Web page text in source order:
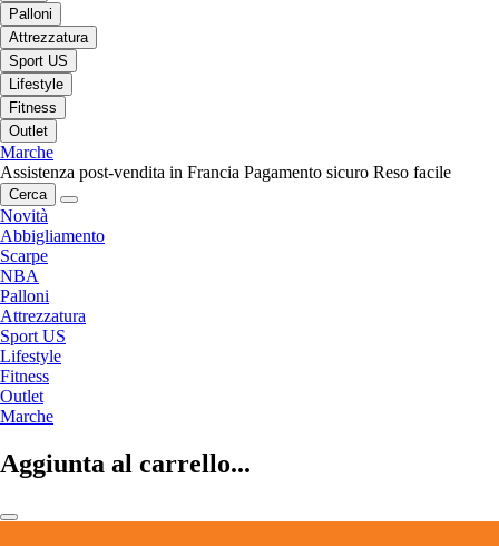
Palloni
Attrezzatura
Sport US
Lifestyle
Fitness
Outlet
Marche
Assistenza post-vendita in Francia Pagamento sicuro Reso facile
Cerca
Novità
Abbigliamento
Scarpe
NBA
Palloni
Attrezzatura
Sport US
Lifestyle
Fitness
Outlet
Marche
Aggiunta al carrello...